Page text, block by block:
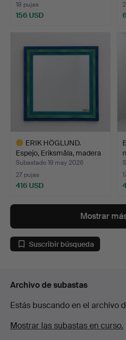
18 pujas
156 USD
ERIK HÖGLUND.
Espejo, Eriksmåla, madera
pi…
Subastado 19 may 2026
27 pujas
416 USD
seleccionado
Mostrar
Suscribir búsqueda
Archivo de subastas
Estás buscando en el archivo
Mostrar las subastas en curso.